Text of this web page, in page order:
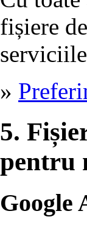
fișiere
»
5.
pentru
Google